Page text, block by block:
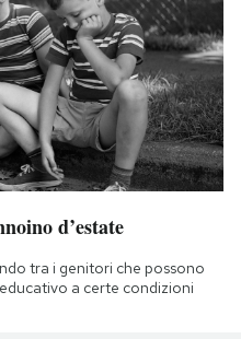
d’estate
tra i genitori che possono
a certe condizioni